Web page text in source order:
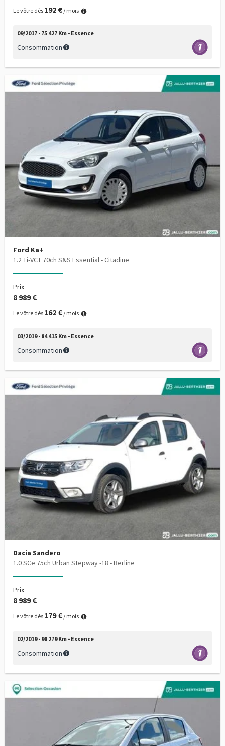
Le vôtre dès 192 € / mois
09/2017 - 75 427 Km - Essence
Consommation
Ford Ka+
1.2 Ti-VCT 70ch S&S Essential - Citadine
Prix
8 989 €
Le vôtre dès 162 € / mois
03/2019 - 84 415 Km - Essence
Consommation
Dacia Sandero
1.0 SCe 75ch Urban Stepway -18 - Berline
Prix
8 989 €
Le vôtre dès 179 € / mois
02/2019 - 98 279 Km - Essence
Consommation